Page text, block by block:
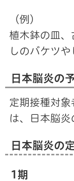
（例）
植木鉢の皿、
しのバケツ
日本脳炎の
定期接種対象
は、日本脳炎
日本脳炎の
1期